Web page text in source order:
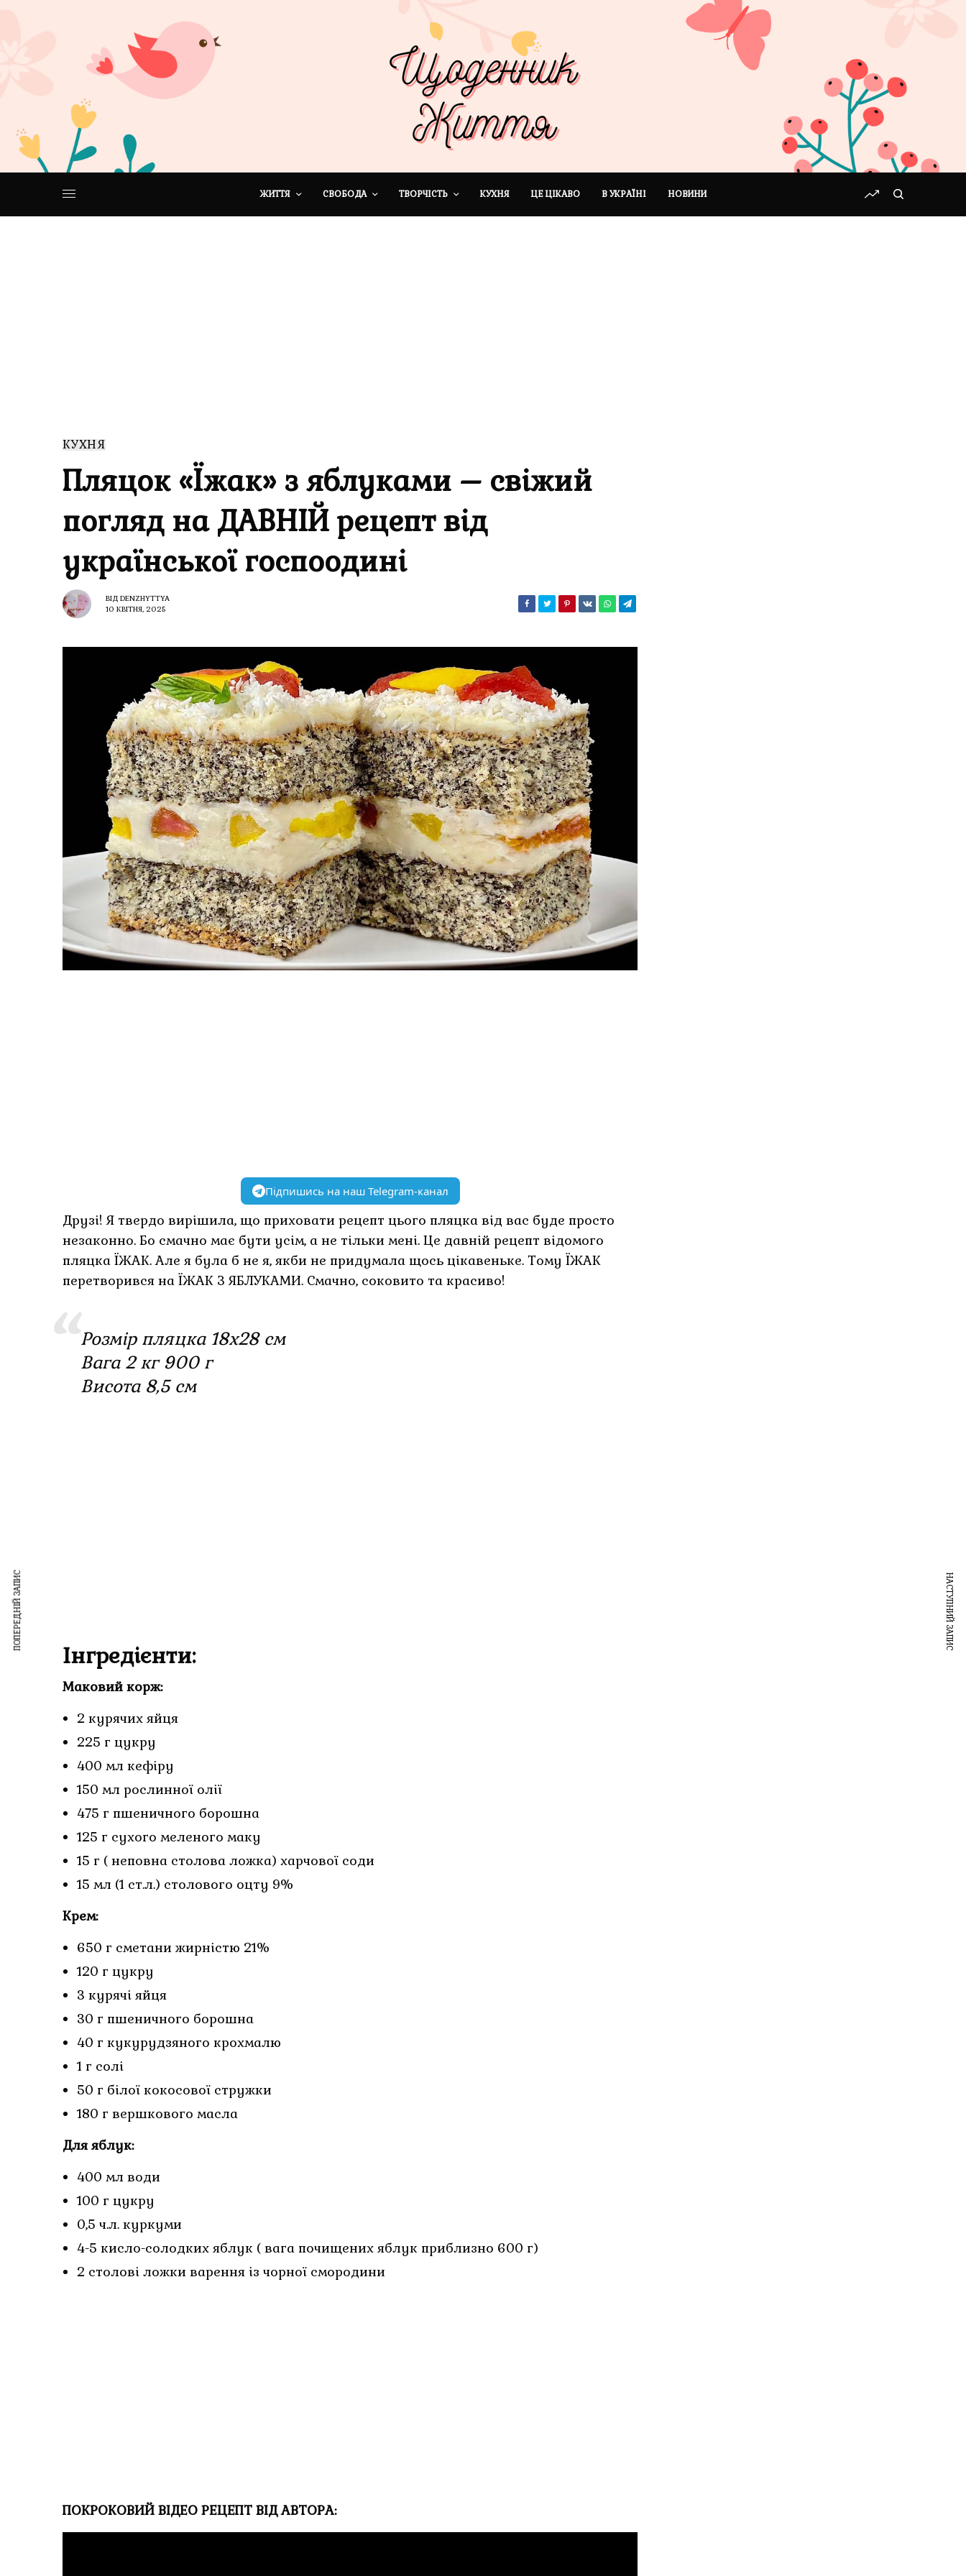
ЖИТТЯ СВОБОДА ТВОРЧІСТЬ КУХНЯ ЦЕ ЦІКАВО В УКРАЇНІ НОВИНИ
КУХНЯ
Пляцок «Їжак» з яблуками – свіжий
погляд на ДАВНІЙ рецепт від
української госпоодині
ВІД DENZHYTTYA
10 КВІТНЯ, 2025
Підпишись на наш Telegram-канал
Друзі! Я твердо вирішила, що приховати рецепт цього пляцка від вас буде просто
незаконно. Бо смачно має бути усім, а не тільки мені. Це давній рецепт відомого
пляцка ЇЖАК. Але я була б не я, якби не придумала щось цікавеньке. Тому ЇЖАК
перетворився на ЇЖАК З ЯБЛУКАМИ. Смачно, соковито та красиво!
Розмір пляцка 18х28 см
Вага 2 кг 900 г
Висота 8,5 см
Інгредієнти:
Маковий корж:
2 курячих яйця
225 г цукру
400 мл кефіру
150 мл рослинної олії
475 г пшеничного борошна
125 г сухого меленого маку
15 г ( неповна столова ложка) харчової соди
15 мл (1 ст.л.) столового оцту 9%
Крем:
650 г сметани жирністю 21%
120 г цукру
3 курячі яйця
30 г пшеничного борошна
40 г кукурудзяного крохмалю
1 г солі
50 г білої кокосової стружки
180 г вершкового масла
Для яблук:
400 мл води
100 г цукру
0,5 ч.л. куркуми
4-5 кисло-солодких яблук ( вага почищених яблук приблизно 600 г)
2 столові ложки варення із чорної смородини
ПОКРОКОВИЙ ВІДЕО РЕЦЕПТ ВІД АВТОРА:
ПОПЕРЕДНІЙ ЗАПИС НАСТУПНИЙ ЗАПИС